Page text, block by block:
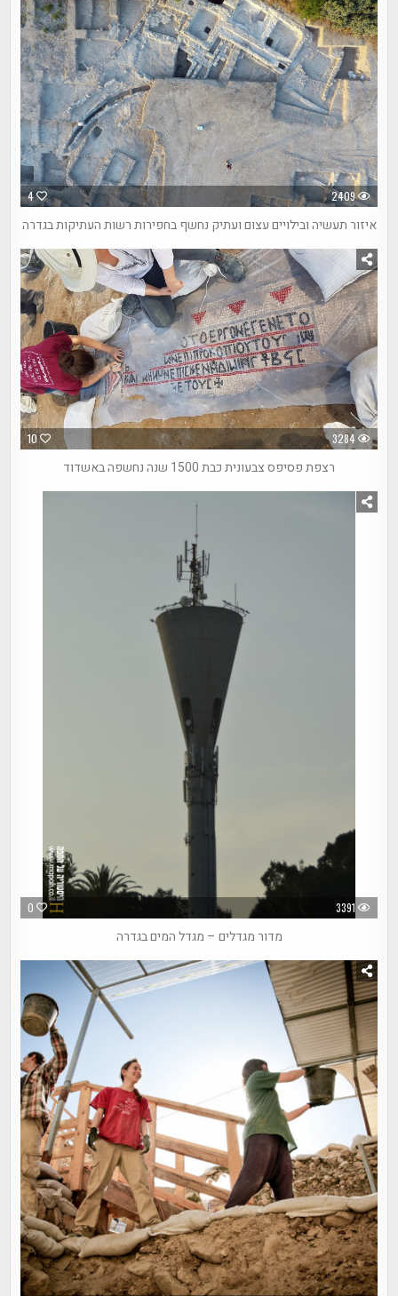
4 2409
איזור תעשיה ובילויים עצום ועתיק נחשף בחפירות רשות העתיקות בגדרה
10 3284
רצפת פסיפס צבעונית כבת 1500 שנה נחשפה באשדוד
0 3391
מדור מגדלים – מגדל המים בגדרה